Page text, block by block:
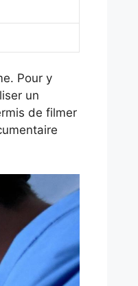
Pour y
un
de filmer